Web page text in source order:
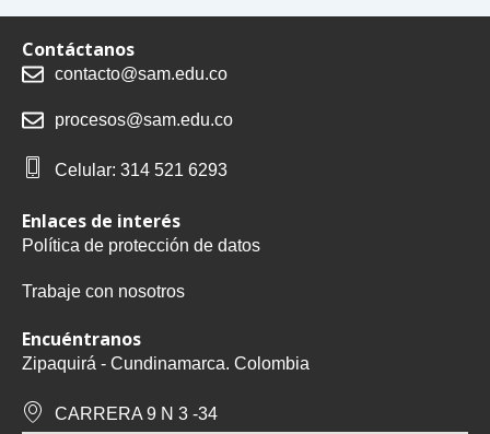
Contáctanos
contacto@sam.edu.co
procesos@sam.edu.co
Celular: 314 521 6293
Enlaces de interés
Política de protección de datos
Trabaje con nosotros
Encuéntranos
Zipaquirá - Cundinamarca. Colombia
CARRERA 9 N 3 -34